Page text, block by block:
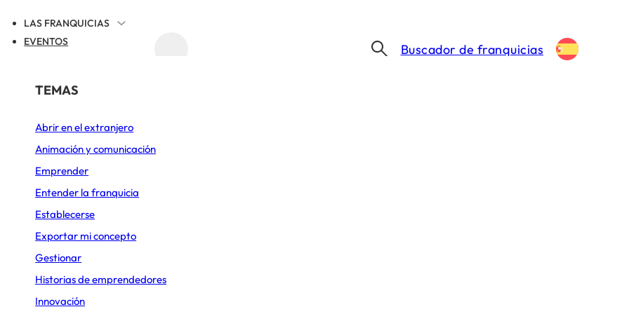
LAS FRANQUICIAS
POR SECTOR
Alimentación
Cafeterías
Comida rápida
Deportes y Ocio
Diseño de cocinas
EVENTOS
TEMAS
Abrir en el extranjero
Animación y comunicación
Emprender
Entender la franquicia
Establecerse
Exportar mi concepto
Gestionar
Historias de emprendedores
Innovación
Buscador de franquicias
de igualdad”, ¿llegarán
King a Cuba? El presidente
Díaz-Canel responde
PUBLICADO EL 29 DE JUNIO DE 2026